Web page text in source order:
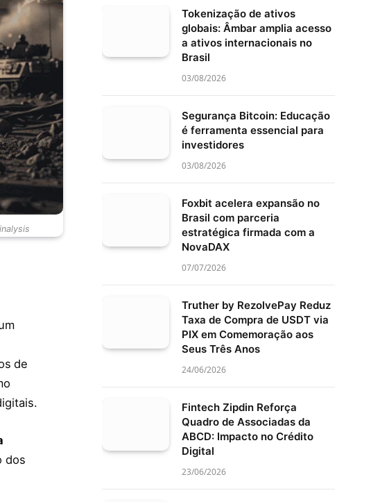
de
dos
Tokenização de ativos
globais: Âmbar amplia acesso
a ativos internacionais no
Brasil
03/08/2026
Segurança Bitcoin: Educação
é ferramenta essencial para
investidores
03/08/2026
Foxbit acelera expansão no
Brasil com parceria
estratégica firmada com a
NovaDAX
07/07/2026
Truther by RezolvePay Reduz
Taxa de Compra de USDT via
PIX em Comemoração aos
Seus Três Anos
24/06/2026
Fintech Zipdin Reforça
Quadro de Associadas da
ABCD: Impacto no Crédito
Digital
23/06/2026